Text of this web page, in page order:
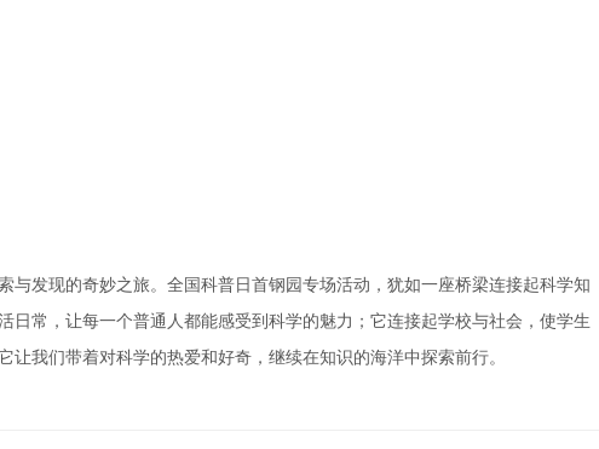
与发现的奇妙之旅。全国科普日首钢园专场活动，犹如一座桥梁连接起科学知
日常，让每一个普通人都能感受到科学的魅力；它连接起学校与社会，使学生
我们带着对科学的热爱和好奇，继续在知识的海洋中探索前行。